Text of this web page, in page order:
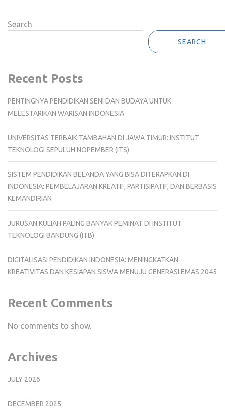
Search
SEARCH
Recent Posts
PENTINGNYA PENDIDIKAN SENI DAN BUDAYA UNTUK
MELESTARIKAN WARISAN INDONESIA
UNIVERSITAS TERBAIK TAMBAHAN DI JAWA TIMUR: INSTITUT
TEKNOLOGI SEPULUH NOPEMBER (ITS)
SISTEM PENDIDIKAN BELANDA YANG BISA DITERAPKAN DI
INDONESIA: PEMBELAJARAN KREATIF, PARTISIPATIF, DAN BERBASIS
KEMANDIRIAN
JURUSAN KULIAH PALING BANYAK PEMINAT DI INSTITUT
TEKNOLOGI BANDUNG (ITB)
DIGITALISASI PENDIDIKAN INDONESIA: MENINGKATKAN
KREATIVITAS DAN KESIAPAN SISWA MENUJU GENERASI EMAS 2045
Recent Comments
No comments to show.
Archives
JULY 2026
DECEMBER 2025